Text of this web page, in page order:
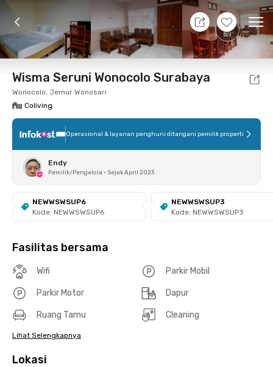
+7
8 Agt 26 - Belum tahu
Foto Fasilitas bersama Lokasi Kamar
Wisma Seruni Wonocolo Surabaya
Wonocolo, Jemur Wonosari
Coliving
Operasional & layanan penghuni ditangani pemilik properti
Endy
Pemilik/Pengelola • Sejak April 2023
NEWWSWSUP6
Kode: NEWWSWSUP6
NEWWSWSUP3
Kode: NEWWSWSUP3
Fasilitas bersama
Wifi Parkir Mobil
Parkir Motor Dapur
Ruang Tamu Cleaning
Lihat Selengkapnya
Lokasi